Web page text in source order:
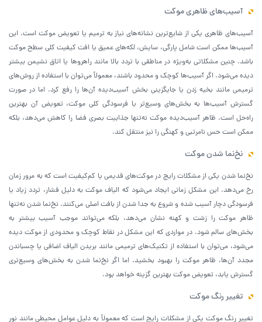
آسیب‌های ظاهری موکت
آسیب‌های ظاهری یکی از شایع‌ترین نشانه‌های نیاز به ترمیم یا تعویض موکت است. این
آسیب‌ها ممکن است شامل پارگی، سایش، لکه‌های عمیق یا افت کیفیت کلی سطح موکت
باشد. چنین مشکلاتی به‌ویژه در مناطقی با تردد بالا مانند راهروها یا اتاق نشیمن بیشتر
دیده می‌شود. اگر آسیب‌ها کوچک و محدود باشند، معمولاً می‌توان با استفاده از روش‌های
ترمیمی مانند بخیه زدن یا جایگزینی بخش آسیب‌دیده آن‌ها را رفع کرد. اما در صورت
گسترش آسیب‌ها به بخش‌های وسیع‌تر یا فرسودگی کلی موکت، تعویض آن بهترین
راه‌حل است. ظاهر آسیب‌دیده موکت نه‌تنها جذابیت بصری فضا را کاهش می‌دهد، بلکه
ممکن است حس نامرتبی و کهنگی را نیز منتقل کند.
نخ‌نما شدن موکت
نخ‌نما شدن یکی از مشکلات رایج در موکت‌های قدیمی یا کم‌کیفیت است که به مرور زمان
رخ می‌دهد. این مشکل زمانی ایجاد می‌شود که الیاف موکت به دلیل فشار، تردد زیاد یا
فرسودگی دچار آسیب شده و شروع به جدا شدن از بافت اصلی می‌کنند. نخ‌نما شدن نه‌تنها
ظاهر موکت را زشت و کهنه نشان می‌دهد، بلکه می‌تواند موجب آسیب بیشتر به
بخش‌های سالم شود. در مواردی که این مشکل در نقاط کوچک و محدودی از موکت دیده
می‌شود، می‌توان با استفاده از تکنیک‌های ترمیمی مانند بریدن الیاف اضافی یا چسباندن
مجدد آن‌ها، ظاهر موکت را بهبود بخشید. اما اگر نخ‌نما شدن به بخش‌های وسیع‌تری
گسترش یابد، تعویض موکت بهترین گزینه خواهد بود.
تغییر رنگ موکت
تغییر رنگ موکت یکی از مشکلات رایج است که معمولاً به دلیل عوامل محیطی مانند نور